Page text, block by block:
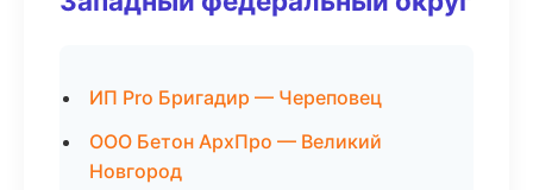
ИП Pro Бригадир — Череповец
ООО Бетон АрхПро — Великий
Новгород